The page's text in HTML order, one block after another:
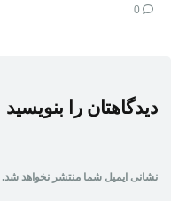
دیدگاهتان را بنویسید
نشانی ایمیل شما منتشر نخواهد شد.